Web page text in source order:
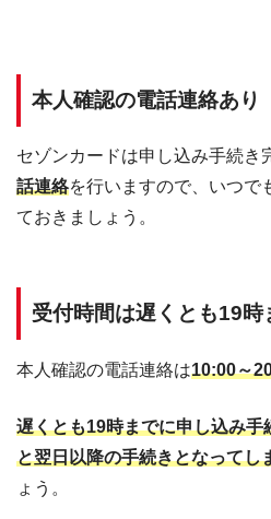
本人確認の電話連絡あり
セゾンカードは申し込み手続き
話連絡を行いますので、いつで
ておきましょう。
受付時間は遅くとも19時
本人確認の電話連絡は10:00～
遅くとも19時までに申し込み
と翌日以降の手続きとなってし
ょう。